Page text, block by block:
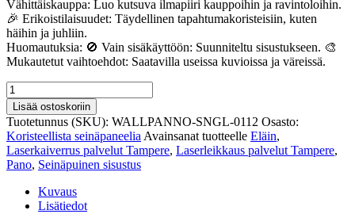
Vähittäiskauppa: Luo kutsuva ilmapiiri kauppoihin ja ravintoloihin.
🎉 Erikoistilaisuudet: Täydellinen tapahtumakoristeisiin, kuten
häihin ja juhliin.
Huomautuksia: 🚫 Vain sisäkäyttöön: Suunniteltu sisustukseen. 🎨
Mukautetut vaihtoehdot: Saatavilla useissa kuvioissa ja väreissä.
Ajankohtainen
koristeellinen
seinäpaneelitaide
112
määrä
Lisää ostoskoriin
Tuotetunnus (SKU): WALLPANNO-SNGL-0112 Osasto:
Koristeellista seinäpaneelia Avainsanat tuotteelle Eläin,
Laserkaiverrus palvelut Tampere, Laserleikkaus palvelut Tampere,
Pano, Seinäpuinen sisustus
Kuvaus
Lisätiedot